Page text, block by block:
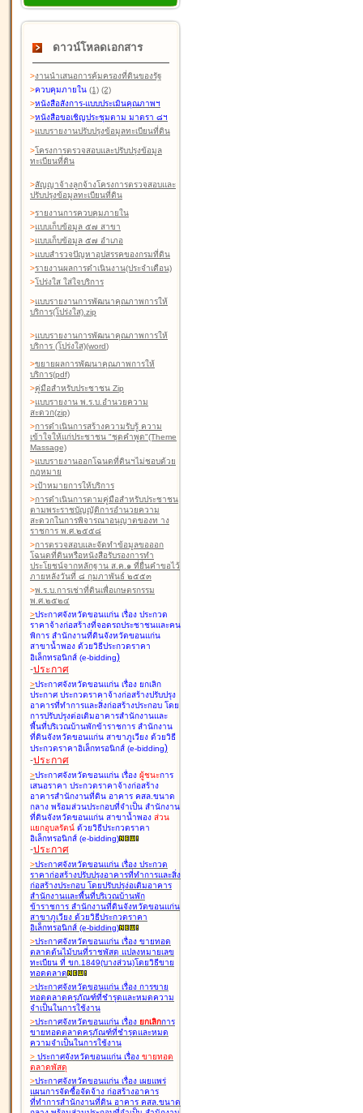
ดาวน์โหลดเอกสาร
>งานนำเสนอการคุ้มครองที่ดินของรัฐ
>ควบคุมภายใน (1) (2)
>หนังสือสังการ-แบบประเมินคุณภาพฯ
>หนังสือขอเชิญประชุมตาม มาตรา ๘ฯ
>แบบรายงานปรับปรุงข้อมูลทะเบียนที่ดิน
>โครงการตรวจสอบและปรับปรุงข้อมูล
ทะเบียนที่ดิน
>สัญญาจ้างลูกจ้างโครงการตรวจสอบและ
ปรับปรุงข้อมูลทะเบียนที่ดิน
>รายงานการควบคุมภายใน
>แบบเก็บข้อมูล ๕๗ สาขา
>แบบเก็บข้อมูล ๕๗ อำเภอ
>แบบสำรวจปัญหาอุปสรรคของกรมที่ดิน
>รายงานผลการดำเนินงาน(ประจำเดือน)
>โปร่งใส ใส่ใจบริการ
>แบบรายงานการพัฒนาคุณภาพการให้
บริการ(โปร่งใส).zip
>แบบรายงานการพัฒนาคุณภาพการให้
บริการ (โปร่งใส)(word)
>ขยายผลการพัฒนาคุณภาพการให้
บริการ(pdf)
>คู่มือสำหรับประชาชน Zip
>แบบรายงาน พ.ร.บ.อำนวยความ
สะดวก(zip)
>การดำเนินการสร้างความรับรู้ ความ
เข้าใจให้แก่ประชาชน "ชุดคำพูด"(Theme
Massage)
>แบบรายงานออกโฉนดที่ดินฯไม่ชอบด้วย
กฎหมาย
>เป้าหมายการให้บริการ
>การดำเนินการตามคู่มือสำหรับประชาชน
ตามพระราชบัญญัติการอำนวยความ
สะดวกในการพิจารณาอนุญาตของท าง
ราชการ พ.ศ.๒๕๕๘
>การตรวจสอบและจัดทำข้อมูลขอออก
โฉนดที่ดินหรือหนังสือรับรองการทำ
ประโยชน์จากหลักฐาน ส.ค.๑ ที่ยื่นคำขอไว้
ภายหลังวันที่ ๘ กุมภาพันธ์ ๒๕๕๓
>พ.ร.บ.การเช่าที่ดินเพื่อเกษตรกรรม
พ.ศ.๒๕๒๔
>ประกาศจังหวัดขอนแก่น เรื่อง ประกวด
ราคาจ้างก่อสร้างที่จอดรถประชาชนและคน
พิการ สำนักงานที่ดินจังหวัดขอนแก่น
สาขาน้ำพอง ด้วยวิธีประกวดราคา
อิเล็กทรอนิกส์ (e-bidding)
-ประกาศ
>ประกาศจังหวัดขอนแก่น เรื่อง ยกเลิก
ประกาศ ประกวดราคาจ้างก่อสร้างปรับปรุง
อาคารที่ทำการและสิ่งก่อสร้างประกอบ โดย
การปรับปรุงต่อเติมอาคารสำนักงานและ
พื้นที่บริเวณบ้านพักข้าราชการ สำนักงาน
ที่ดินจังหวัดขอนแก่น สาขาภูเวียง ด้วยวิธี
ประกวดราคาอิเล็กทรอนิกส์ (e-bidding)
-ประกาศ
>ประกาศจังหวัดขอนแก่น เรื่อง ผู้ชนะการ
เสนอราคา ประกวดราคาจ้างก่อสร้าง
อาคารสำนักงานที่ดิน อาคาร คสล.ขนาด
กลาง พร้อมส่วนประกอบที่จำเป็น สำนักงาน
ที่ดินจังหวัดขอนแก่น สาขาน้ำพอง ส่วน
แยกอุบลรัตน์ ด้วยวิธีประกวดราคา
อิเล็กทรอนิกส์ (e-bidding)
-ประกาศ
>ประกาศจังหวัดขอนแก่น เรื่อง ประกวด
ราคาก่อสร้างปรับปรุงอาคารที่ทำการและสิ่ง
ก่อสร้างประกอบ โดยปรับปรุง่อเติมอาคาร
สำนักงานและพื้นที่บริเวณบ้านพัก
ข้าราชการ สำนักงานที่ดินจังหวัดขอนแก่น
สาขาภูเวียง ด้วยวิธีประกวดราคา
อิเล็กทรอนิกส์ (e-bidding)
>ประกาศจังหวัดขอนแก่น เรื่อง ขายทอด
ตลาดต้นไม้บนที่ราชพัสดุ แปลงหมายเลข
ทะเบียน ที่ ขก.1849(บางส่วน)โดยวิธีขาย
ทอดตลาด
>ประกาศจังหวัดขอนแก่น เรื่อง การขาย
ทอดตลาดครุภัณฑ์ที่ชำรุดและหมดความ
จำเป็นในการใช้งาน
>ประกาศจังหวัดขอนแก่น เรื่อง ยกเลิกการ
ขายทอดตลาดครุภัณฑ์ที่ชำรุดและหมด
ความจำเป็นในการใช้งาน
> ประกาศจังหวัดขอนแก่น เรื่อง ขายทอด
ตลาดพัสดุ
>ประกาศจังหวัดขอนแก่น เรื่อง เผยแพร่
แผนการจัดซื้อจัดจ้าง ก่อสร้างอาคาร
ที่ทำการสำนักงานที่ดิน อาคาร คสล.ขนาด